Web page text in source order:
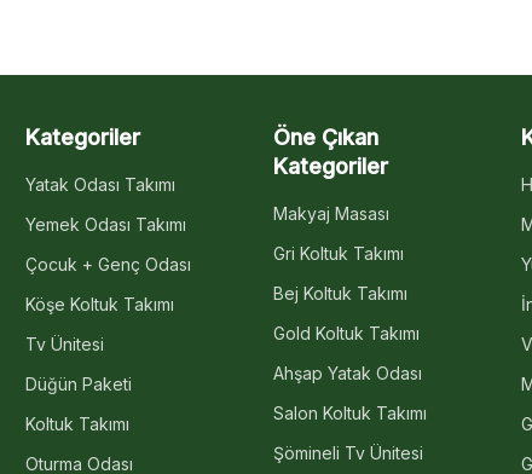
Kategoriler
Yatak Odası Takımı
Yemek Odası Takımı
Çocuk + Genç Odası
Köşe Koltuk Takımı
Tv Ünitesi
Düğün Paketi
Koltuk Takımı
Oturma Odası
Öne Çıkan
Kategoriler
Makyaj Masası
Gri Koltuk Takımı
Bej Koltuk Takımı
Gold Koltuk Takımı
Ahşap Yatak Odası
Salon Koltuk Takımı
Şömineli Tv Ünitesi